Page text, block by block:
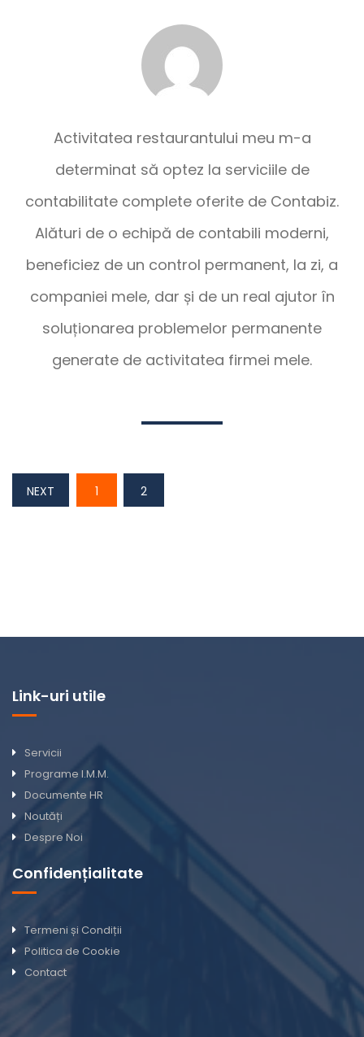
Activitatea restaurantului meu m-a
determinat să optez la serviciile de
contabilitate complete oferite de Contabiz.
Alături de o echipă de contabili moderni,
beneficiez de un control permanent, la zi, a
companiei mele, dar și de un real ajutor în
soluționarea problemelor permanente
generate de activitatea firmei mele.
1 2
NEXT
Link-uri utile
Servicii
Programe I.M.M.
Documente HR
Noutăți
Despre Noi
Confidențialitate
Termeni și Condiții
Politica de Cookie
Contact